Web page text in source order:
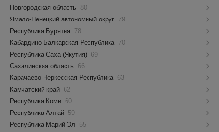
Новгородская область
80
Ямало-Ненецкий автономный округ 79
Республика Бурятия
78
Кабардино-Балкарская Республика 70
Республика Саха (Якутия) 69
Сахалинская область
66
Карачаево-Черкесская Республика 63
Камчатский край 62
Республика Коми 60
Республика Алтай 59
Республика Марий Эл
55